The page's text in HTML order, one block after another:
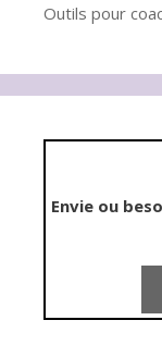
Outils pour
Envie ou